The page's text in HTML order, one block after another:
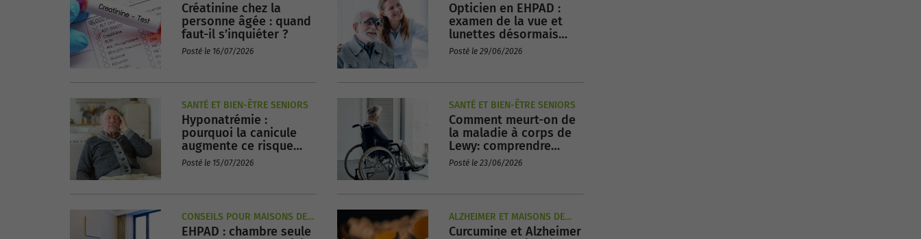
Créatinine chez la
personne âgée : quand
faut-il s’inquiéter ?
Posté le 16/07/2026
SANTÉ ET BIEN-ÊTRE SENIORS
Hyponatrémie :
pourquoi la canicule
augmente ce risque
chez les seniors ?
Posté le 15/07/2026
CONSEILS POUR MAISONS DE
RETRAITE
EHPAD : chambre seule
Opticien en EHPAD :
examen de la vue et
lunettes désormais
disponibles en maison
Posté le 29/06/2026
SANTÉ ET BIEN-ÊTRE SENIORS
Comment meurt-on de
la maladie à corps de
Lewy: comprendre
l'évolution et la fin de
Posté le 23/06/2026
ALZHEIMER ET MAISONS DE
RETRAITE
Curcumine et Alzheimer